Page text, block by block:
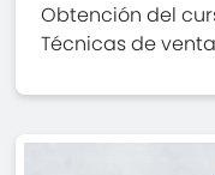
Obtención del
Técnicas de